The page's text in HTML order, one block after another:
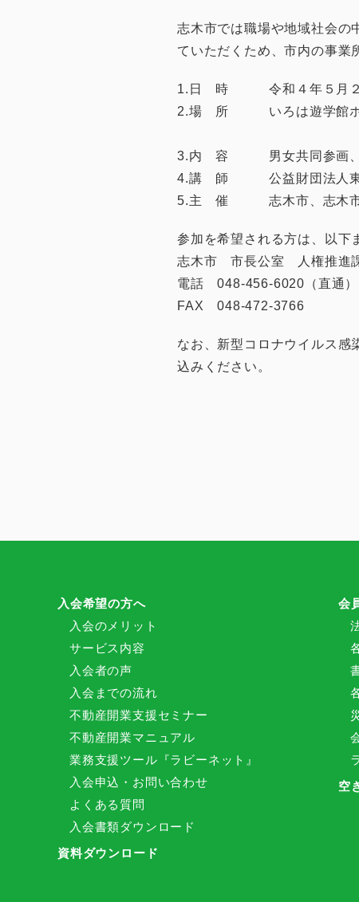
志木市では職場や地域社会の
ていただくため、市内の事業
1.日 時 令和４年５月２
2.場 所 いろは遊学館ホ
（電話番号
3.内 容 男女共同参画、同
4.講 師 公益財団法人東
5.主 催 志木市、志木市
参加を希望される方は、以下
志木市 市長公室 人権推
電話 048-456-6020（直通）
FAX 048-472-3766
なお、新型コロナウイルス感
込みください。
入会希望の方へ
入会のメリット
サービス内容
入会者の声
入会までの流れ
不動産開業支援セミナー
不動産開業マニュアル
業務支援ツール『ラビーネット』
入会申込・お問い合わせ
よくある質問
入会書類ダウンロード
資料ダウンロード
会
空